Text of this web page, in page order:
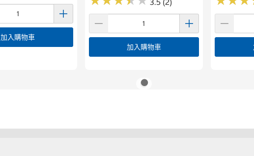
加入購物車
加入購物車